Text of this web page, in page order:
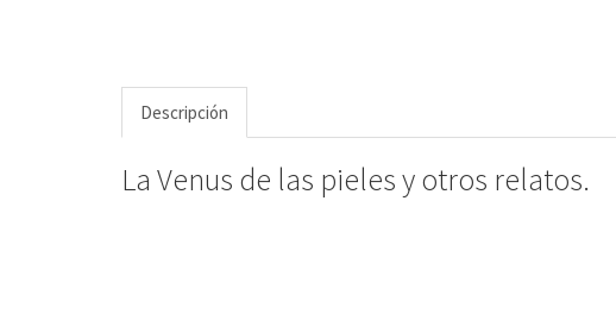
Descripción
La Venus de las pieles y otros relatos.